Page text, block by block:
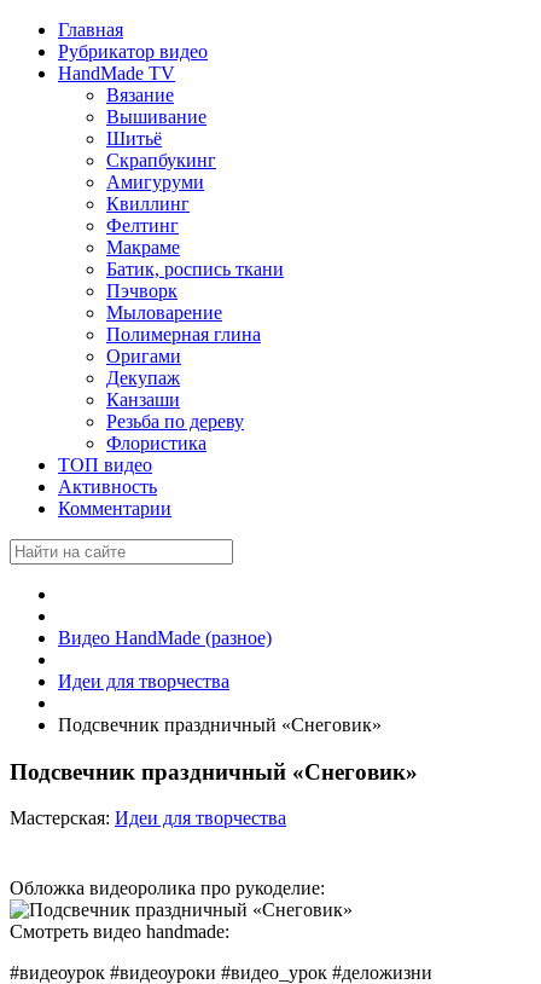
Главная
Рубрикатор видео
HandMade TV
Вязание
Вышивание
Шитьё
Скрапбукинг
Амигуруми
Квиллинг
Фелтинг
Макраме
Батик, роспись ткани
Пэчворк
Мыловарение
Полимерная глина
Оригами
Декупаж
Канзаши
Резьба по дереву
Флористика
ТОП видео
Активность
Комментарии
Видео HandMade (разное)
Идеи для творчества
Подсвечник праздничный «Снеговик»
Подсвечник праздничный «Снеговик»
Мастерская: Идеи для творчества
Обложка видеоролика про рукоделие:
Смотреть видео handmade:
#видеоурок #видеоуроки #видео_урок #деложизни